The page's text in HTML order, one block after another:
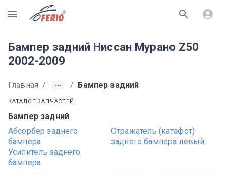
R
Бампер задний Ниссан Мурано Z50
2002-2009
Главная / / Бампер задний
КАТАЛОГ ЗАПЧАСТЕЙ
Бампер задний
Абсорбер заднего
бампера
Отражатель (катафот)
заднего бампера левый
Усилитель заднего
бампера